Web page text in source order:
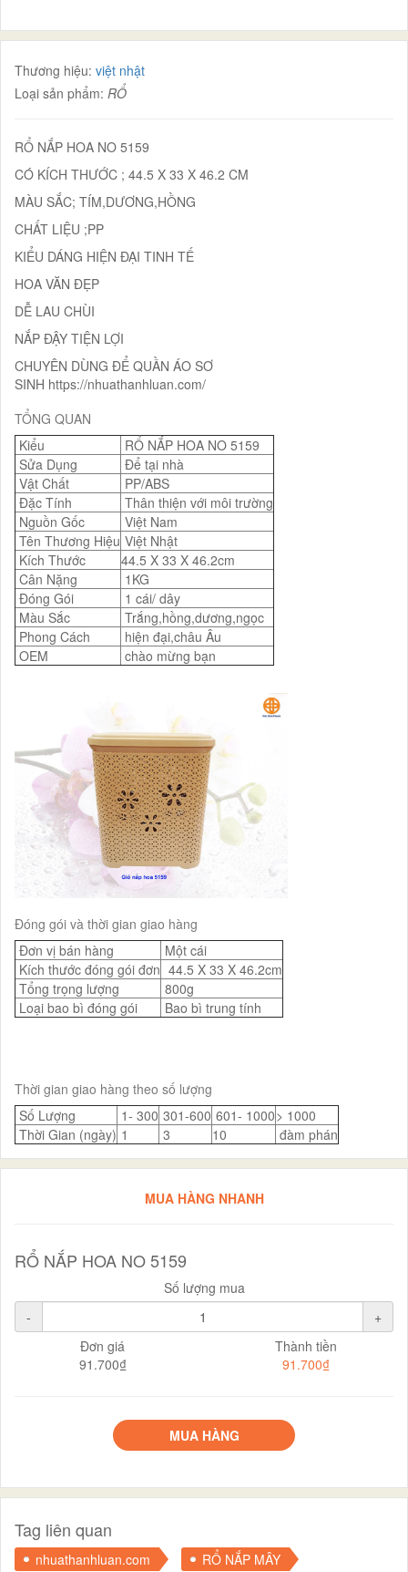
Thương hiệu: việt nhật
Loại sản phẩm: RỔ
RỔ NẮP HOA NO 5159
CÓ KÍCH THƯỚC ; 44.5 X 33 X 46.2 CM
MÀU SẮC; TÍM,DƯƠNG,HỒNG
CHẤT LIỆU ;PP
KIỂU DÁNG HIỆN ĐẠI TINH TẾ
HOA VĂN ĐẸP
DỄ LAU CHÙI
NẮP ĐẬY TIỆN LỢI
CHUYÊN DÙNG ĐỂ QUẦN ÁO SƠ
SINH https://nhuathanhluan.com/
TỔNG QUAN
Kiểu
RỔ NẮP HOA NO 5159
Sửa Dụng
Để tại nhà
Vật Chất
PP/ABS
Đặc Tính
Thân thiện với môi trường
Nguồn Gốc
Việt Nam
Tên Thương Hiệu Việt Nhật
Kích Thước
44.5 X 33 X 46.2cm
Cân Nặng
1KG
Đóng Gói
1 cái/ dây
Màu Sắc
Trắng,hồng,dương,ngọc
Phong Cách
hiện đại,châu Âu
OEM
chào mừng bạn
Đóng gói và thời gian giao hàng
Đơn vị bán hàng
Một cái
Kích thước đóng gói đơn 44.5 X 33 X 46.2cm
Tổng trọng lượng
800g
Loại bao bì đóng gói
Bao bì trung tính
Thời gian giao hàng theo số lượng
Số Lượng
1- 300 301-600 601- 1000> 1000
Thời Gian (ngày) 1 3 10 đàm phán
MUA HÀNG NHANH
RỔ NẮP HOA NO 5159
Số lượng mua
-
+
Đơn giá
91.700₫
Thành tiền
91.700₫
MUA HÀNG
Tag liên quan
nhuathanhluan.com RỔ NẮP MÂY